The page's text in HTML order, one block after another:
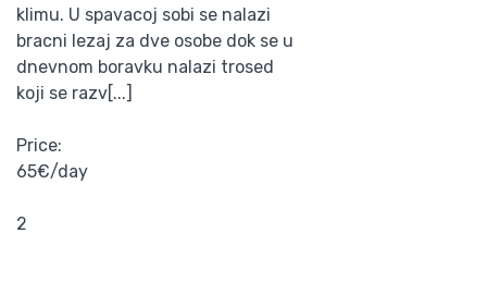
klimu. U spavacoj sobi se nalazi
bracni lezaj za dve osobe dok se u
dnevnom boravku nalazi trosed
koji se razv[...]
Price:
65€/day
2